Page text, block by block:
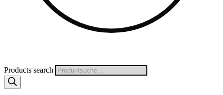
Products search